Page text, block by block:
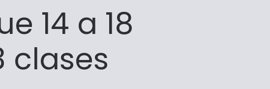
14 a 18
clases